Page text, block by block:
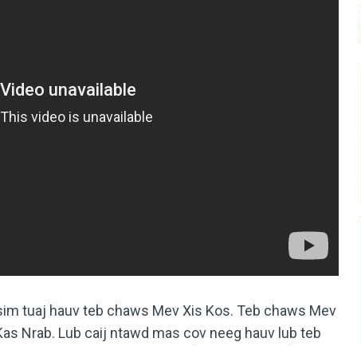
tuaj hauv teb chaws Mev Xis Kos. Teb chaws Mev
Nrab. Lub caij ntawd mas cov neeg hauv lub teb